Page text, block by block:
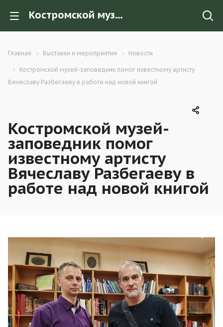
Костромской музей-заповедник помог известному артисту Вячеславу Разбегаеву в работе над новой книгой
Главная Выставки и мероприятия Новости
Костромской музей-заповедник помог известному артисту
Вячеславу Разбегаеву в работе над новой книгой
Костромской музей-
заповедник помог
известному артисту
Вячеславу Разбегаеву в
работе над новой книгой